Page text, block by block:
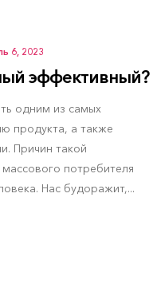
6, 2023
эффективный?
одним из самых
продукта, а также
Причин такой
потребителя
Нас будоражит,...